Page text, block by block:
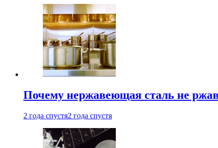
Почему нержавеющая сталь не
2 года спустя2 года спустя